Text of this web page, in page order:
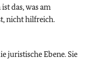
das, was am
nicht hilfreich.
juristische Ebene. Sie